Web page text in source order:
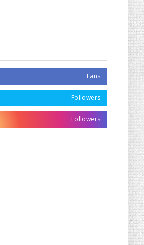
Fans
Followers
Followers